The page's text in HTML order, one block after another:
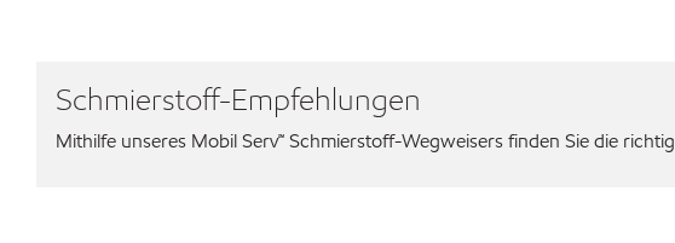
Schmierstoff-Empfehlungen
Mithilfe unseres Mobil Serv℠ Schmierstoff-Wegweisers finden Sie die